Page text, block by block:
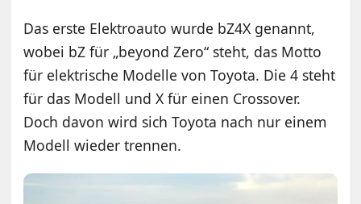
Das erste Elektroauto wurde bZ4X genannt,
wobei bZ für „beyond Zero“ steht, das Motto
für elektrische Modelle von Toyota. Die 4 steht
für das Modell und X für einen Crossover.
Doch davon wird sich Toyota nach nur einem
Modell wieder trennen.